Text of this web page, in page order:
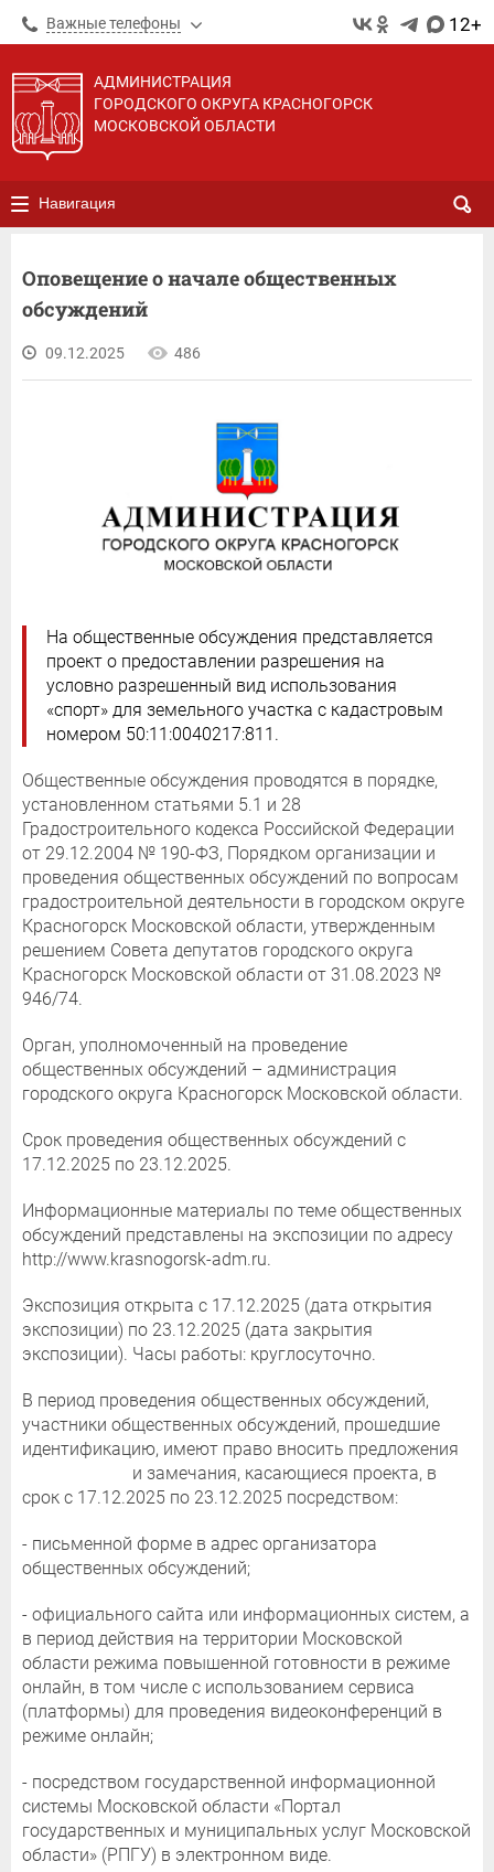
Важные телефоны 12+
АДМИНИСТРАЦИЯ
ГОРОДСКОГО ОКРУГА КРАСНОГОРСК
МОСКОВСКОЙ ОБЛАСТИ
Навигация
Оповещение о начале общественных
обсуждений
09.12.2025 486
На общественные обсуждения представляется
проект о предоставлении разрешения на
условно разрешенный вид использования
«спорт» для земельного участка с кадастровым
номером 50:11:0040217:811.
Общественные обсуждения проводятся в порядке,
установленном статьями 5.1 и 28
Градостроительного кодекса Российской Федерации
от 29.12.2004 № 190-ФЗ, Порядком организации и
проведения общественных обсуждений по вопросам
градостроительной деятельности в городском округе
Красногорск Московской области, утвержденным
решением Совета депутатов городского округа
Красногорск Московской области от 31.08.2023 №
946/74.
Орган, уполномоченный на проведение
общественных обсуждений – администрация
городского округа Красногорск Московской области.
Срок проведения общественных обсуждений с
17.12.2025 по 23.12.2025.
Информационные материалы по теме общественных
обсуждений представлены на экспозиции по адресу
http://www.krasnogorsk-adm.ru.
Экспозиция открыта с 17.12.2025 (дата открытия
экспозиции) по 23.12.2025 (дата закрытия
экспозиции). Часы работы: круглосуточно.
В период проведения общественных обсуждений,
участники общественных обсуждений, прошедшие
идентификацию, имеют право вносить предложения
и замечания, касающиеся проекта, в
срок с 17.12.2025 по 23.12.2025 посредством:
- письменной форме в адрес организатора
общественных обсуждений;
- официального сайта или информационных систем, а
в период действия на территории Московской
области режима повышенной готовности в режиме
онлайн, в том числе с использованием сервиса
(платформы) для проведения видеоконференций в
режиме онлайн;
- посредством государственной информационной
системы Московской области «Портал
государственных и муниципальных услуг Московской
области» (РПГУ) в электронном виде.